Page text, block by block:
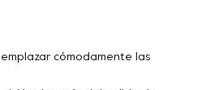
cómodamente las